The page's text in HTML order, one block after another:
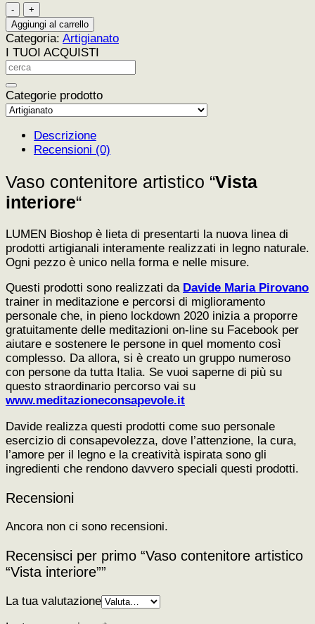
Vaso
contenitore
artistico
"Vista
interiore"
quantità
Aggiungi al carrello
Categoria: Artigianato
I TUOI ACQUISTI
Categorie prodotto
Descrizione
Recensioni (0)
Vaso contenitore artistico “Vista
interiore“
LUMEN Bioshop è lieta di presentarti la nuova linea di
prodotti artigianali interamente realizzati in legno naturale.
Ogni pezzo è unico nella forma e nelle misure.
Questi prodotti sono realizzati da Davide Maria Pirovano
trainer in meditazione e percorsi di miglioramento
personale che, in pieno lockdown 2020 inizia a proporre
gratuitamente delle meditazioni on-line su Facebook per
aiutare e sostenere le persone in quel momento così
complesso. Da allora, si è creato un gruppo numeroso
con persone da tutta Italia. Se vuoi saperne di più su
questo straordinario percorso vai su
www.meditazioneconsapevole.it
Davide realizza questi prodotti come suo personale
esercizio di consapevolezza, dove l’attenzione, la cura,
l’amore per il legno e la creatività ispirata sono gli
ingredienti che rendono davvero speciali questi prodotti.
Recensioni
Ancora non ci sono recensioni.
Recensisci per primo “Vaso contenitore artistico
“Vista interiore””
La tua valutazione